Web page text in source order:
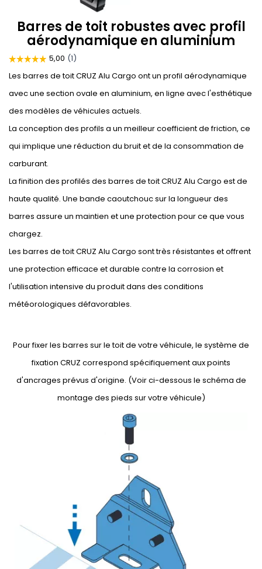
Barres de toit robustes avec profil
aérodynamique en aluminium
Les barres de toit CRUZ Alu Cargo ont un profil aérodynamique
avec une section ovale en aluminium, en ligne avec l'esthétique
des modèles de véhicules actuels.
La conception des profils a un meilleur coefficient de friction, ce
qui implique une réduction du bruit et de la consommation de
carburant.
La finition des profilés des barres de toit CRUZ Alu Cargo est de
haute qualité. Une bande caoutchouc sur la longueur des
barres assure un maintien et une protection pour ce que vous
chargez.
Les barres de toit CRUZ Alu Cargo sont très résistantes et offrent
une protection efficace et durable contre la corrosion et
l'utilisation intensive du produit dans des conditions
météorologiques défavorables.
Pour fixer les barres sur le toit de votre véhicule, le système de
fixation CRUZ correspond spécifiquement aux points
d'ancrages prévus d'origine. (Voir ci-dessous le schéma de
montage des pieds sur votre véhicule)